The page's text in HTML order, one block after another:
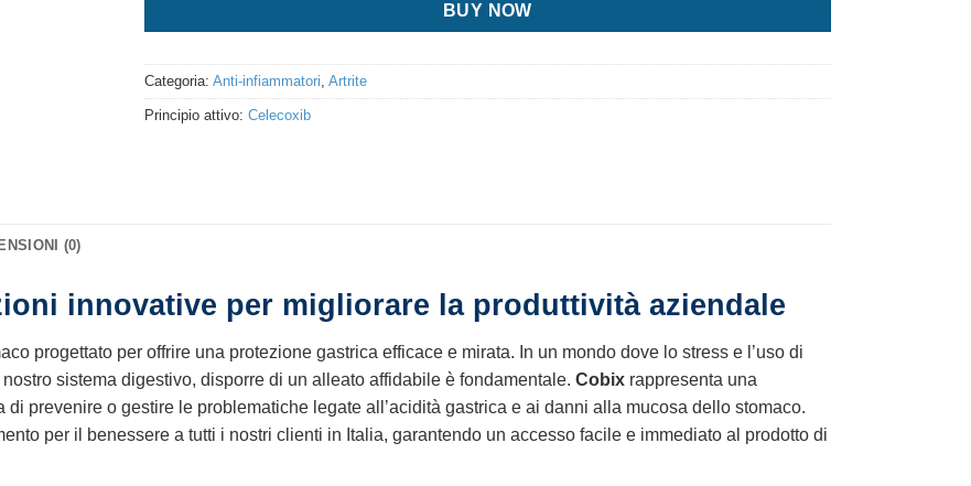
BUY NOW
Categoria: Anti-infiammatori, Artrite
Principio attivo: Celecoxib
(0)
innovative per migliorare la produttività aziendale
progettato per offrire una protezione gastrica efficace e mirata. In un mondo dove lo stress e l’uso di
sistema digestivo, disporre di un alleato affidabile è fondamentale. Cobix rappresenta una
prevenire o gestire le problematiche legate all’acidità gastrica e ai danni alla mucosa dello stomaco.
per il benessere a tutti i nostri clienti in Italia, garantendo un accesso facile e immediato al prodotto di